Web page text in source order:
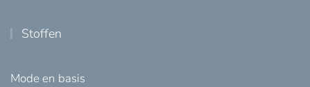
Stoffen
Mode en basis